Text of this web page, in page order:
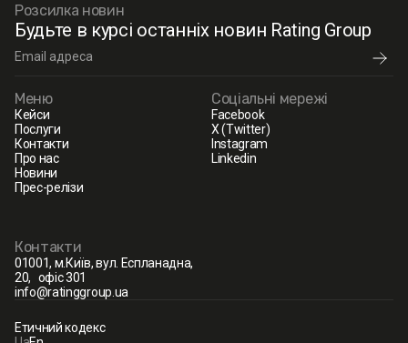
Розсилка новин
Будьте в курсі останніх новин Rating Group
Меню
Кейси
Послуги
Контакти
Про нас
Новини
Прес-релізи
Соціальні мережі
Facebook
X (Twitter)
Instagram
Linkedin
Контакти
01001, м.Київ, вул. Еспланадна,
20, офіс 301
info@ratinggroup.ua
Етичний кодекс